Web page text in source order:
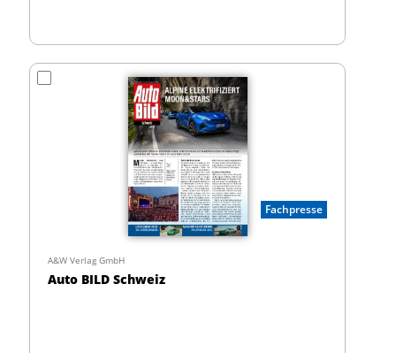
Fachpresse
A&W Verlag GmbH
Auto BILD Schweiz